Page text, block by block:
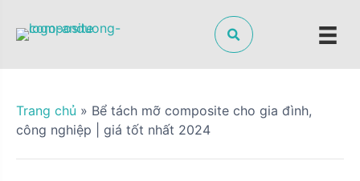
p
Trang chủ » Bể tách mỡ composite cho gia đình,
công nghiệp | giá tốt nhất 2024